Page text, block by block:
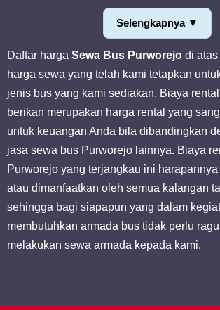
Selengkapnya ▼
Daftar harga Sewa Bus Purworejo di
harga sewa yang telah kami tetapkan
jenis bus yang kami sediakan. Biaya
berikan merupakan harga rental yang
untuk keuangan Anda bila dibandingkan
jasa sewa bus Purworejo lainnya. Biaya
Purworejo yang terjangkau ini
atau dimanfaatkan oleh semua kalangan
sehingga bagi siapapun yang dalam
membutuhkan armada bus tidak perlu
melakukan sewa armada kepada kami.